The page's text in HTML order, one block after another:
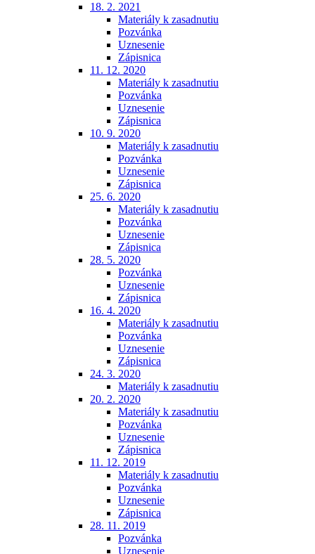
18. 2. 2021
Materiály k zasadnutiu
Pozvánka
Uznesenie
Zápisnica
11. 12. 2020
Materiály k zasadnutiu
Pozvánka
Uznesenie
Zápisnica
10. 9. 2020
Materiály k zasadnutiu
Pozvánka
Uznesenie
Zápisnica
25. 6. 2020
Materiály k zasadnutiu
Pozvánka
Uznesenie
Zápisnica
28. 5. 2020
Pozvánka
Uznesenie
Zápisnica
16. 4. 2020
Materiály k zasadnutiu
Pozvánka
Uznesenie
Zápisnica
24. 3. 2020
Materiály k zasadnutiu
20. 2. 2020
Materiály k zasadnutiu
Pozvánka
Uznesenie
Zápisnica
11. 12. 2019
Materiály k zasadnutiu
Pozvánka
Uznesenie
Zápisnica
28. 11. 2019
Pozvánka
Uznesenie